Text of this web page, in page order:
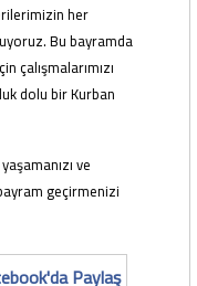
her
Bu bayramda
çalışmalarımızı
dolu bir Kurban
ve
geçirmenizi
Paylaş